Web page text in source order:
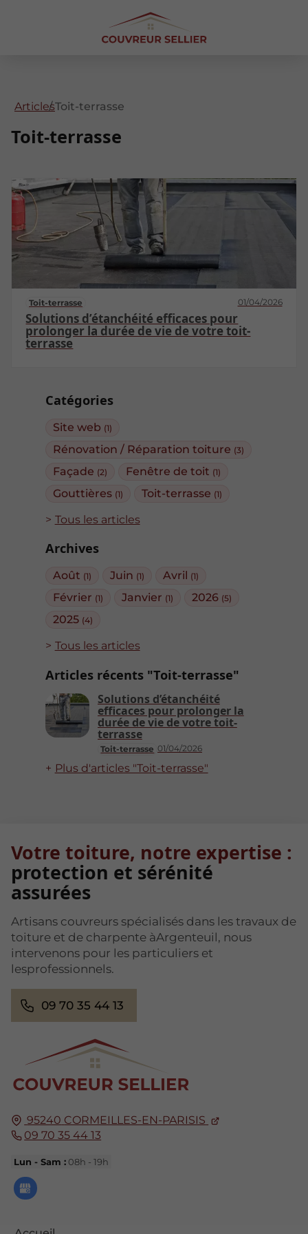
Catégories
Site web (1)
Rénovation / Réparation toiture (3)
Façade (2) Fenêtre de toit (1)
Gouttières (1) Toit-terrasse (1)
Tous les articles
Archives
Août (1) Juin (1) Avril (1)
Février (1) Janvier (1) 2026 (5)
2025 (4)
Tous les articles
Articles récents "Toit-terrasse"
Toit-terrasse 01/04/2026
Solutions d’étanchéité
efficaces pour prolonger la
durée de vie de votre toit-
terrasse
Plus d'articles "Toit-terrasse"
ArticlesToit-terrasse
Toit-terrasse
Toit-terrasse 01/04/2026
Solutions d’étanchéité efficaces pour
prolonger la durée de vie de votre toit-
terrasse
95240 CORMEILLES-EN-PARISIS
09 70 35 44 13
Lun - Sam : 08h - 19h
Votre toiture, notre expertise :
protection et sérénité
assurées
Artisans couvreurs spécialisés dans les travaux de
toiture et de charpente àArgenteuil, nous
intervenons pour les particuliers et
lesprofessionnels.
09 70 35 44 13